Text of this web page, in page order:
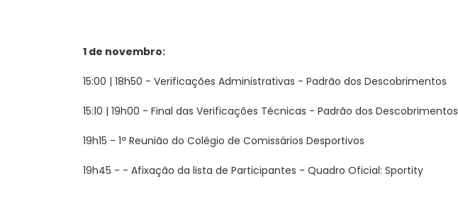
1 de novembro:
15:00 | 18h50 - Verificações Administrativas - Padrão dos Descobrimentos
15:10 | 19h00 - Final das Verificações Técnicas - Padrão dos Descobrimentos
19h15 - 1ª Reunião do Colégio de Comissários Desportivos
19h45 - - Afixação da lista de Participantes - Quadro Oficial: Sportity